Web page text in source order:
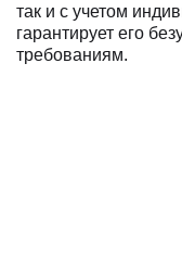
так и с учетом
гарантирует его
требованиям.